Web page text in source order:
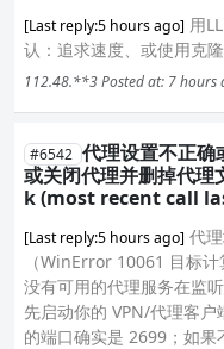
[Last reply:5 hours ago] 用
认：追求速度、或使用克
112.48.**3Posted at: 7 hours
#6542 代理设置不正确
或关闭代理并删掉代
k (most recent call
[Last reply:5 hours ago] 代
（WinError 10061 目标
没有可用的代理服务在监
先启动你的 VPN/代理客
的端口确实是 2699；如